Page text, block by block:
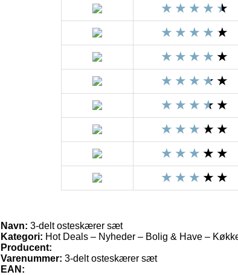
Navn: 3-delt osteskærer sæt
Kategori: Hot Deals – Nyheder – Bolig & Have –
Producent:
Varenummer: 3-delt osteskærer sæt
EAN: